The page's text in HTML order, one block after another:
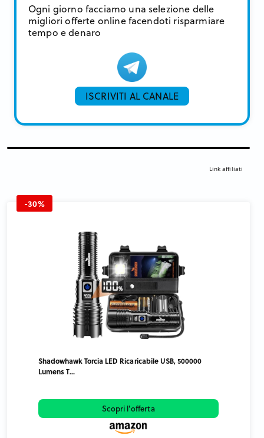
Ogni giorno facciamo una selezione delle
migliori offerte online facendoti risparmiare
tempo e denaro
ISCRIVITI AL CANALE
Link affiliati
-30%
Shadowhawk Torcia LED Ricaricabile USB, 500000
Lumens T...
Scopri l'offerta